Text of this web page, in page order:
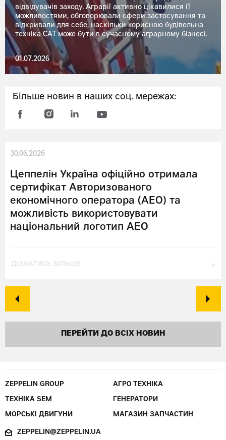
відвідувачів заходу. Аграрії активно цікавилися її
можливостями, обговорювали сфери застосування та
відкривали для себе, наскільки корисною будівельна
техніка CAT може бути в сучасному аграрному бізнесі.
01.07.2026
Більше новин в наших соц. мережах:
30.06.2026
Цеппелін Україна офіційно отримала
сертифікат Авторизованого
економічного оператора (АЕО) та
можливість використовувати
національний логотип АЕО
ДІЗНАТИСЬ БІЛЬШЕ
ПЕРЕЙТИ ДО ВСІХ НОВИН
ZEPPELIN GROUP АГРО ТЕХНІКА
ТЕХНІКА SEM ГЕНЕРАТОРИ
МОРСЬКІ ДВИГУНИ МАГАЗИН ЗАПЧАСТИН
ZEPPELIN@ZEPPELIN.UA